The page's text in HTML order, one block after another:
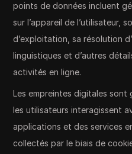
points de données incluent
sur l’appareil de l’utilisateur,
d’exploitation, sa résolution
linguistiques et d’autres
activités en ligne.
Les empreintes digitales sont
les utilisateurs interagissent
applications et des services
collectés par le biais de